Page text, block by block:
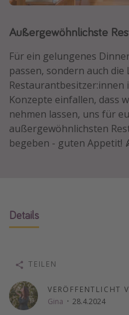
Goa Urlaub
St. Lucia Urlaub
Kefalonia Urlaub
Krabi Urlaub
Tulum Urlaub
Sri Lanka Rundreise
Japan Rundreise
Alle Reisethemen
Wellnessurlaub
Roadtrips
Wochenendtrip
Singlereisen
Außergewöhnlichste
Für ein gelungenes
passen, sondern auch die
Restaurantbesitzer:innen
Konzepte einfallen, dass
nehmen lassen, uns für
außergewöhnlichsten
begeben - guten Appetit!
Details
VERÖFFENTLICHT
Gina · 28.4.2024
TEILEN